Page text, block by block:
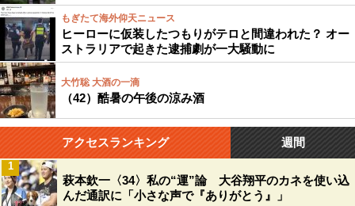
もぎたて海外仰天ニュース
ヒーローに仮装したつもりがテロと間違われた？ オー
ストラリアで起きた逮捕劇が一大騒動に
大竹聡 大酒の一滴
（42）酷暑の午後の涼み酒
アクセスランキング 週間
萩本欽一〈34〉私の“運”論 大谷翔平のカネを使い込
んだ通訳に「小さな声で『ありがとう』」
1